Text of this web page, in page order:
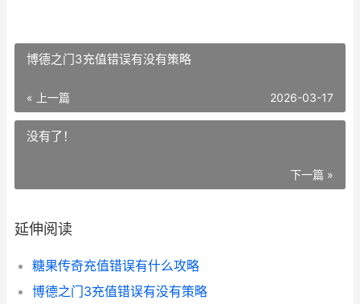
博德之门3充值错误有没有策略
« 上一篇 2026-03-17
没有了！
下一篇 »
延伸阅读
糖果传奇充值错误有什么攻略
博德之门3充值错误有没有策略